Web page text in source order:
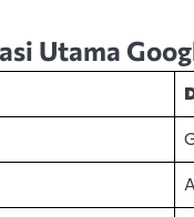
Utama